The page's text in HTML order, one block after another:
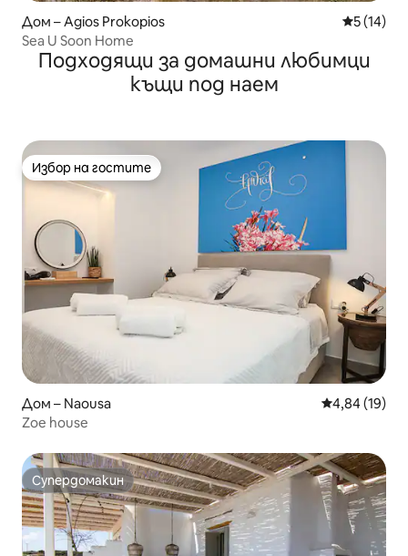
Дом – Agios Prokopios Средна
5 (14)
Sea U Soon Home
Подходящи за домашни любимци
къщи под наем
Избор на гостите
Избор на гостите
Дом – Naousa Средна
4,84 (19)
Zoe house
Супердомакин
Супердомакин